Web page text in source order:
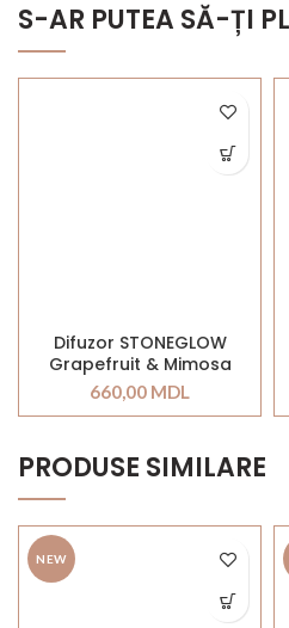
S-AR PUTEA SĂ-ȚI
Difuzor STONEGLOW
Grapefruit & Mimosa
660,00 MDL
PRODUSE SIMILARE
NEW